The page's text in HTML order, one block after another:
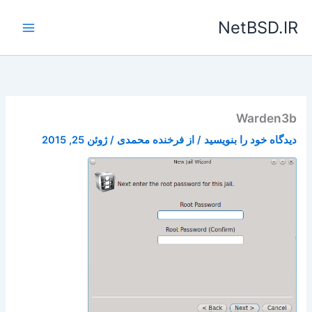
NetBSD.IR
Warden3b
دیدگاه‌ خود را بنویسید / از فرخنده محمدی/ژوئن 25, 2015